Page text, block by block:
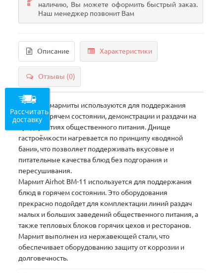
наличию, Вы можете оформить быстрый заказ.
Наш менеджер позвонит Вам
Описание Характеристики
Отзывы (0)
Водяные мармиты используются для поддержания
блюд в горячем состоянии, демонстрации и раздачи на
предприятиях общественного питания. Днище
гастроёмкости нагревается по принципу «водяной
бани», что позволяет поддерживать вкусовые и
питательные качества блюд без подгорания и
пересушивания.
Мармит Airhot BM-11 используется для поддержания
блюд в горячем состоянии. Это оборудования
прекрасно подойдет для комплектации линий раздач
малых и больших заведений общественного питания, а
также тепловых блоков горячих цехов и ресторанов.
Мармит выполнен из нержавеющей стали, что
обеспечивает оборудованию защиту от коррозии и
долговечность.
Рассчитать
доставку